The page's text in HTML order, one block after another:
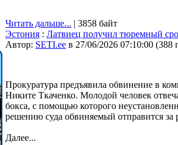
Читать дальше... | 3858 байт
Эстония : Латвиец получил тюремный
Автор: SETI.ee в 27/06/2026 07:10:00 (388
Прокуратура предъявила обвинение в
Никите Ткаченко. Молодой человек
бокса, с помощью которого
решению суда обвиняемый отправится за
Далее...